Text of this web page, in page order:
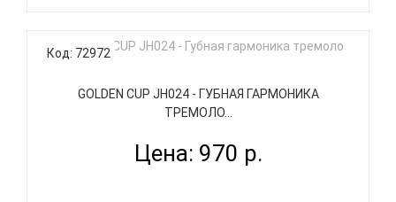
Код: 72972
GOLDEN CUP JH024 - ГУБНАЯ ГАРМОНИКА
ТРЕМОЛО...
Цена: 970 р.